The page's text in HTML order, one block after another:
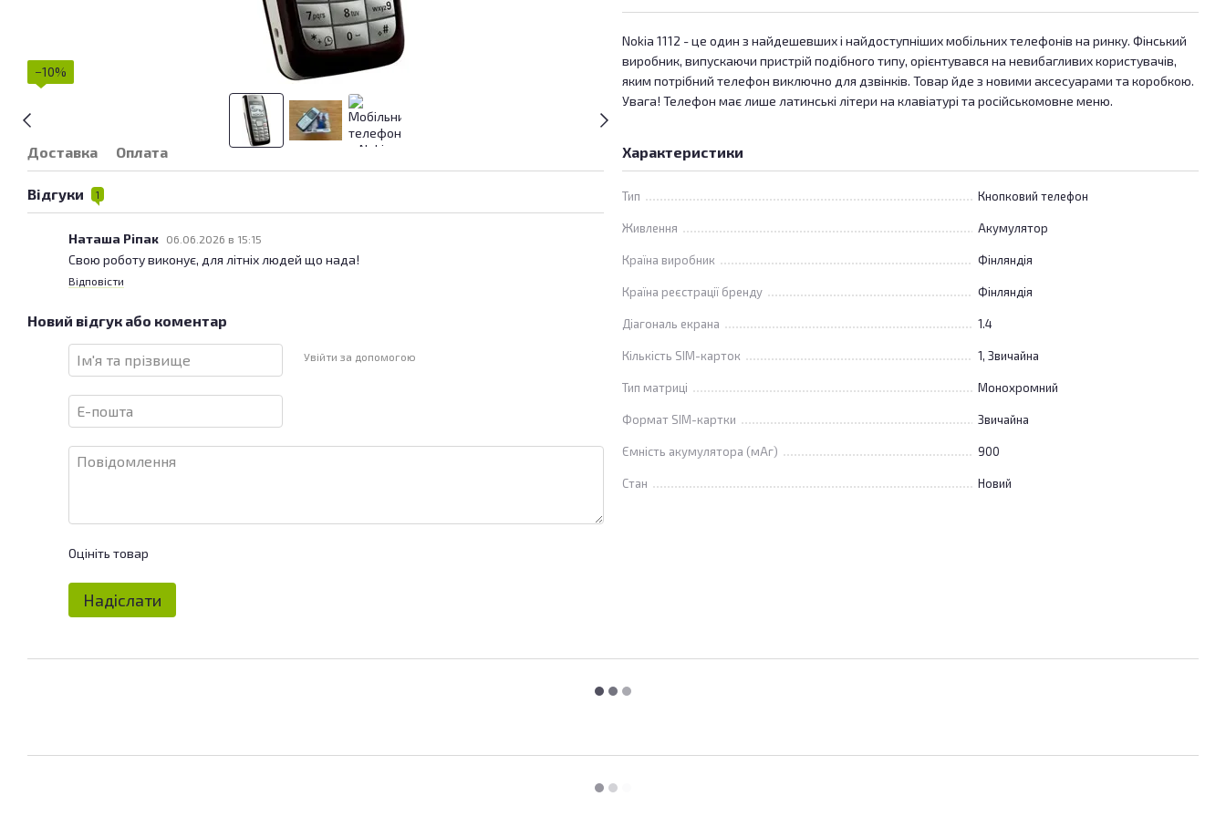
−10%
Доставка Оплата
Відгуки 1
Наташа Ріпак 06.06.2026 в 15:15
Свою роботу виконує, для літніх людей що нада!
Відповісти
Новий відгук або коментар
Увійти за допомогою
Оцініть товар
Надіслати
Nokia 1112 - це один з найдешевших і найдоступніших мобільних телефонів на ринку. Фінський
виробник, випускаючи пристрій подібного типу, орієнтувався на невибагливих користувачів,
яким потрібний телефон виключно для дзвінків. Товар йде з новими аксесуарами та коробкою.
Увага! Телефон має лише латинські літери на клавіатурі та російськомовне меню.
Характеристики
Тип Кнопковий телефон
Живлення Акумулятор
Країна виробник Фінляндія
Країна реєстрації бренду Фінляндія
Діагональ екрана 1.4
Кількість SIM-карток 1, Звичайна
Тип матриці Монохромний
Формат SIM-картки Звичайна
Ємність акумулятора (мАг) 900
Стан Новий